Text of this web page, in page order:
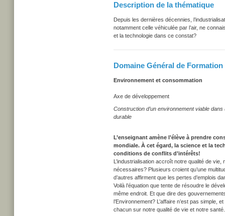
Description de la thématique
Depuis les dernières décennies,
notamment celle véhiculée par l’air, ne
et la technologie dans ce constat?
Domaine Général de Formation
Environnement et consommation
Axe de développement
Construction d’un environnement viable
durable
L’enseignant amène l’élève à prendre
mondiale. À cet égard, la science et la
conditions de conflits d’intérêts!
L’industrialisation accroît notre qualité de
nécessaires? Plusieurs croient qu’une
d’autres affirment que les pertes d’emplois
Voilà l’équation que tente de résoudre le
même endroit. Et que dire des
l’Environnement? L’affaire n’est pas simple,
chacun sur notre qualité de vie et notre santé.